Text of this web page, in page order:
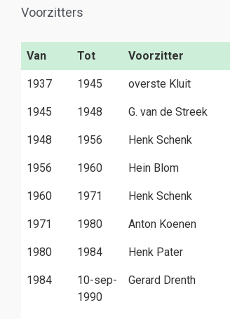
Voorzitters
Van Tot Voorzitter
1937 1945 overste Kluit
1945 1948 G. van de Streek
1948 1956 Henk Schenk
1956 1960 Hein Blom
1960 1971 Henk Schenk
1971 1980 Anton Koenen
1980 1984 Henk Pater
1984
10-sep-
1990
Gerard Drenth